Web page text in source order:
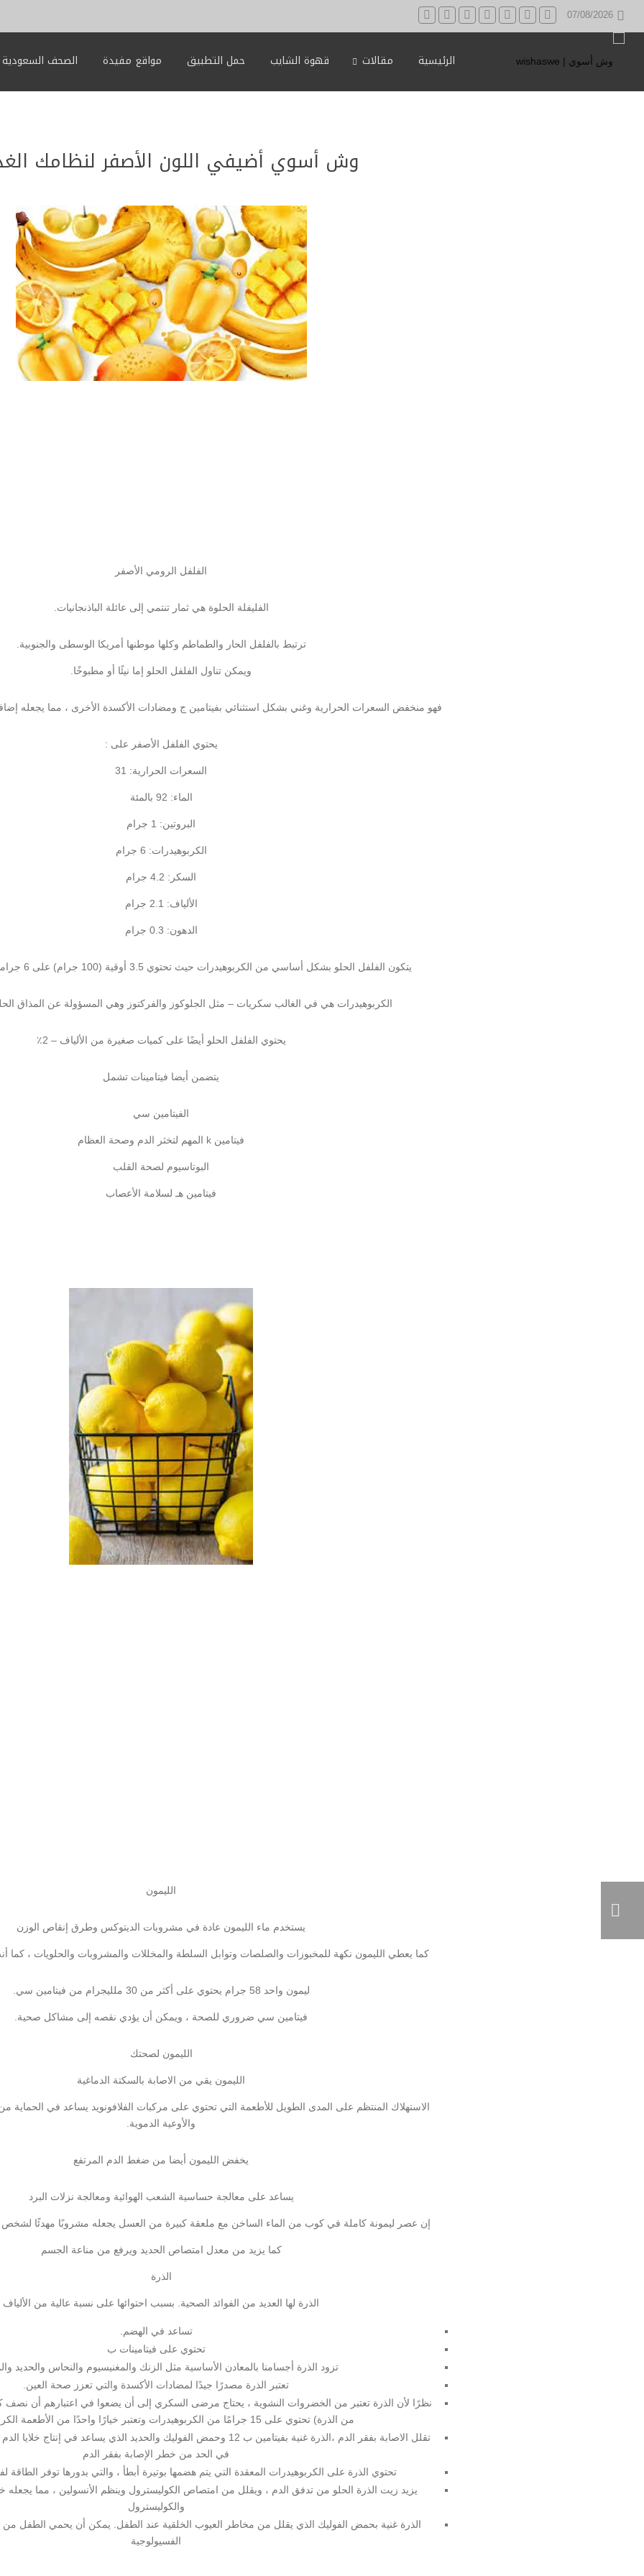
07/08/2026
الرئيسية مقالات قهوة الشايب حمل التطبيق مواقع مفيدة الصحف السعودية
وش أسوي أضيفي اللون الأصفر لنظامك
الفلفل الرومي الأصفر
الفليفلة الحلوة هي ثمار تنتمي إلى عائلة الباذنجانيات.
ترتبط بالفلفل الحار والطماطم وكلها موطنها أمريكا الوسطى والجنوبية.
ويمكن تناول الفلفل الحلو إما نيئًا أو مطبوخًا.
فهو منخفض السعرات الحرارية وغني بشكل استثنائي بفيتامين ج ومضادات الأكسدة الأخرى ، مما يجعله
يحتوي الفلفل الأصفر على :
السعرات الحرارية: 31
الماء: 92 بالمئة
البروتين: 1 جرام
الكربوهيدرات: 6 جرام
السكر: 4.2 جرام
الألياف: 2.1 جرام
الدهون: 0.3 جرام
يتكون الفلفل الحلو بشكل أساسي من الكربوهيدرات حيث تحتوي 3.5 أوقية (100 جرام) على 6 جرامات من الكربوهيدرات.
الكربوهيدرات هي في الغالب سكريات – مثل الجلوكوز والفركتوز وهي المسؤولة عن المذاق
يحتوي الفلفل الحلو أيضًا على كميات صغيرة من الألياف – 2٪
يتضمن أيضا فيتامينات تشمل
الفيتامين سي
فيتامين k المهم لتخثر الدم وصحة العظام
البوتاسيوم لصحة القلب
فيتامين هـ لسلامة الأعصاب
الليمون
يستخدم ماء الليمون عادة في مشروبات الديتوكس وطرق إنقاص الوزن
كما يعطي الليمون نكهة للمخبوزات والصلصات وتوابل السلطة والمخللات والمشروبات والحلويات ، كما
ليمون واحد 58 جرام يحتوي على أكثر من 30 ملليجرام من فيتامين سي.
فيتامين سي ضروري للصحة ، ويمكن أن يؤدي نقصه إلى مشاكل صحية.
الليمون لصحتك
الليمون يقي من الاصابة بالسكتة الدماغية
الاستهلاك المنتظم على المدى الطويل للأطعمة التي تحتوي على مركبات الفلافونويد يساعد في
والأوعية الدموية.
يخفض الليمون أيضا من ضغط الدم المرتفع
يساعد على معالجة حساسية الشعب الهوائية ومعالجة نزلات البرد
إن عصر ليمونة كاملة في كوب من الماء الساخن مع ملعقة كبيرة من العسل يجعله مشروبًا مهدئًا لشخص
كما يزيد من معدل امتصاص الحديد ويرفع من مناعة الجسم
الذرة
الذرة لها العديد من الفوائد الصحية. بسبب احتوائها على نسبة عالية من الألياف
تساعد في الهضم.
تحتوي على فيتامينات ب
تزود الذرة أجسامنا بالمعادن الأساسية مثل الزنك والمغنيسيوم والنحاس والحديد
تعتبر الذرة مصدرًا جيدًا لمضادات الأكسدة والتي تعزز صحة العين.
نظرًا لأن الذرة تعتبر من الخضروات النشوية ، يحتاج مرضى السكري إلى أن يضعوا في اعتبارهم أن
من الذرة) تحتوي على 15 جرامًا من الكربوهيدرات وتعتبر خيارًا واحدًا من الأطعمة الكربوهيدراتية.
تقلل الاصابة بفقر الدم ،الذرة غنية بفيتامين ب 12 وحمض الفوليك والحديد الذي يساعد
في الحد من خطر الإصابة بفقر الدم
تحتوي الذرة على الكربوهيدرات المعقدة التي يتم هضمها بوتيرة أبطأ ، والتي بدورها توفر
يزيد زيت الذرة الحلو من تدفق الدم ، ويقلل من امتصاص الكوليسترول وينظم الأنسولين ، مما يجعله
والكوليسترول
الذرة غنية بحمض الفوليك الذي يقلل من مخاطر العيوب الخلقية عند الطفل. يمكن أن يحمي الطفل
الفسيولوجية